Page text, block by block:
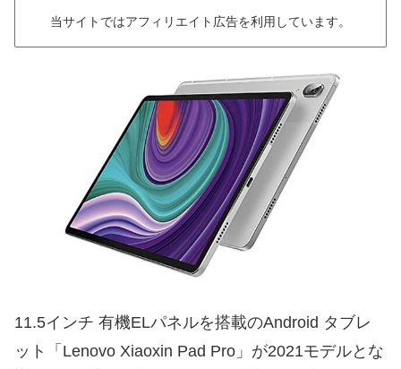
当サイトではアフィリエイト広告を利用しています。
11.5インチ 有機ELパネルを搭載のAndroid タブレ
ット「Lenovo Xiaoxin Pad Pro」が2021モデルとな